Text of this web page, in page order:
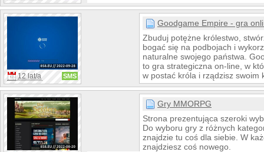
samoloty
strona walka
12 lat/a SMS
Goodgame Empire - gra
Zbuduj potężne królestwo,
bogać się na podbojach i
naturalne swojego państwa.
to gra strategiczna on-line, w
w postać króla i rządzisz swoim
Gry MMORPG
Strona prezentująca szeroki
Do wyboru gry z różnych
znajdzie tu coś dla siebie. W
znajdziesz coś nowego.